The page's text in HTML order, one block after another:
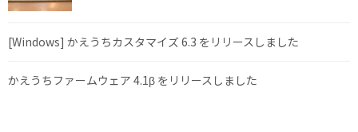
[Windows] かえうちカスタマイズ 6.3 をリリースしました
かえうちファームウェア 4.1β をリリースしました